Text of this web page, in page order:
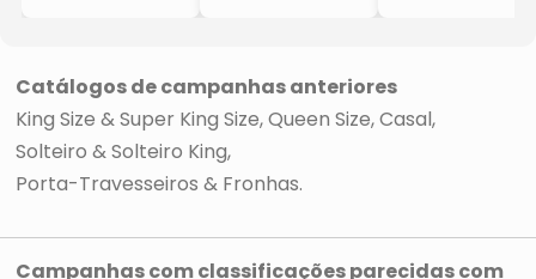
- 4Pçs
Catálogos de campanhas anteriores
King Size & Super King Size Queen Size Casal
Solteiro & Solteiro King
Porta-Travesseiros & Fronhas
Campanhas com classificações parecidas com